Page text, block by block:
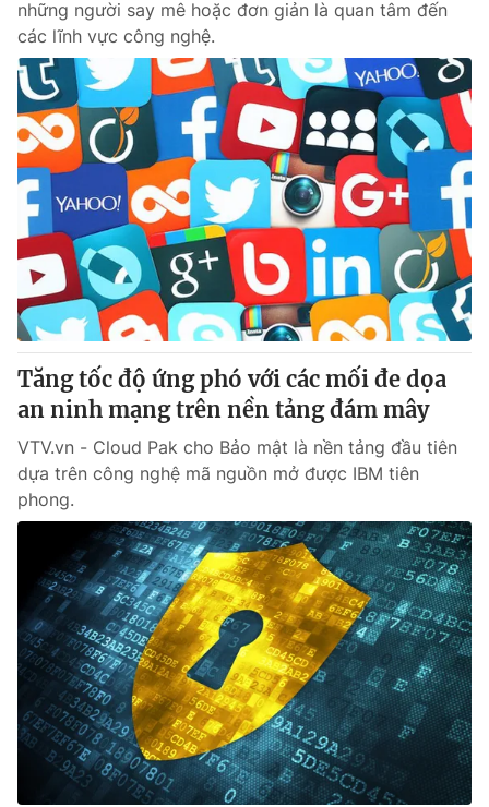
những người say mê hoặc đơn giản là quan tâm đến
các lĩnh vực công nghệ.
Tăng tốc độ ứng phó với các mối đe dọa
an ninh mạng trên nền tảng đám mây
VTV.vn - Cloud Pak cho Bảo mật là nền tảng đầu tiên
dựa trên công nghệ mã nguồn mở được IBM tiên
phong.